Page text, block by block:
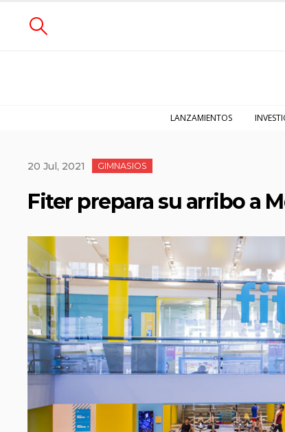
LANZAMIENTOS
20 Jul, 2021 GIMNASIOS
Fiter prepara su arribo a